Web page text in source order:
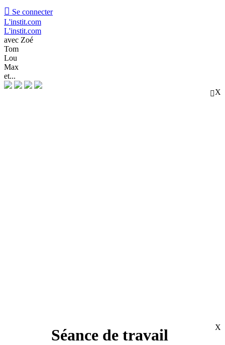
 Se connecter
L'instit.com
L'instit.com
avec Zoé
Tom
Lou
Max
et...
X

X
Séance de travail